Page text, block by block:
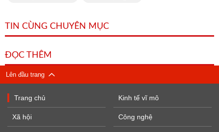
TIN CÙNG CHUYÊN MỤC
ĐỌC THÊM
Lên đầu trang
Trang chủ
Xã hội
Kinh tế vĩ mô
Công nghệ